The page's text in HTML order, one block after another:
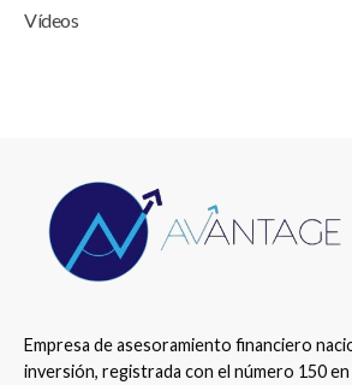
Vídeos
Empresa de asesoramiento financiero
inversión, registrada con el número 150 en